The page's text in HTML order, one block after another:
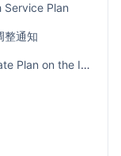
Service Plan
整通知
International Site